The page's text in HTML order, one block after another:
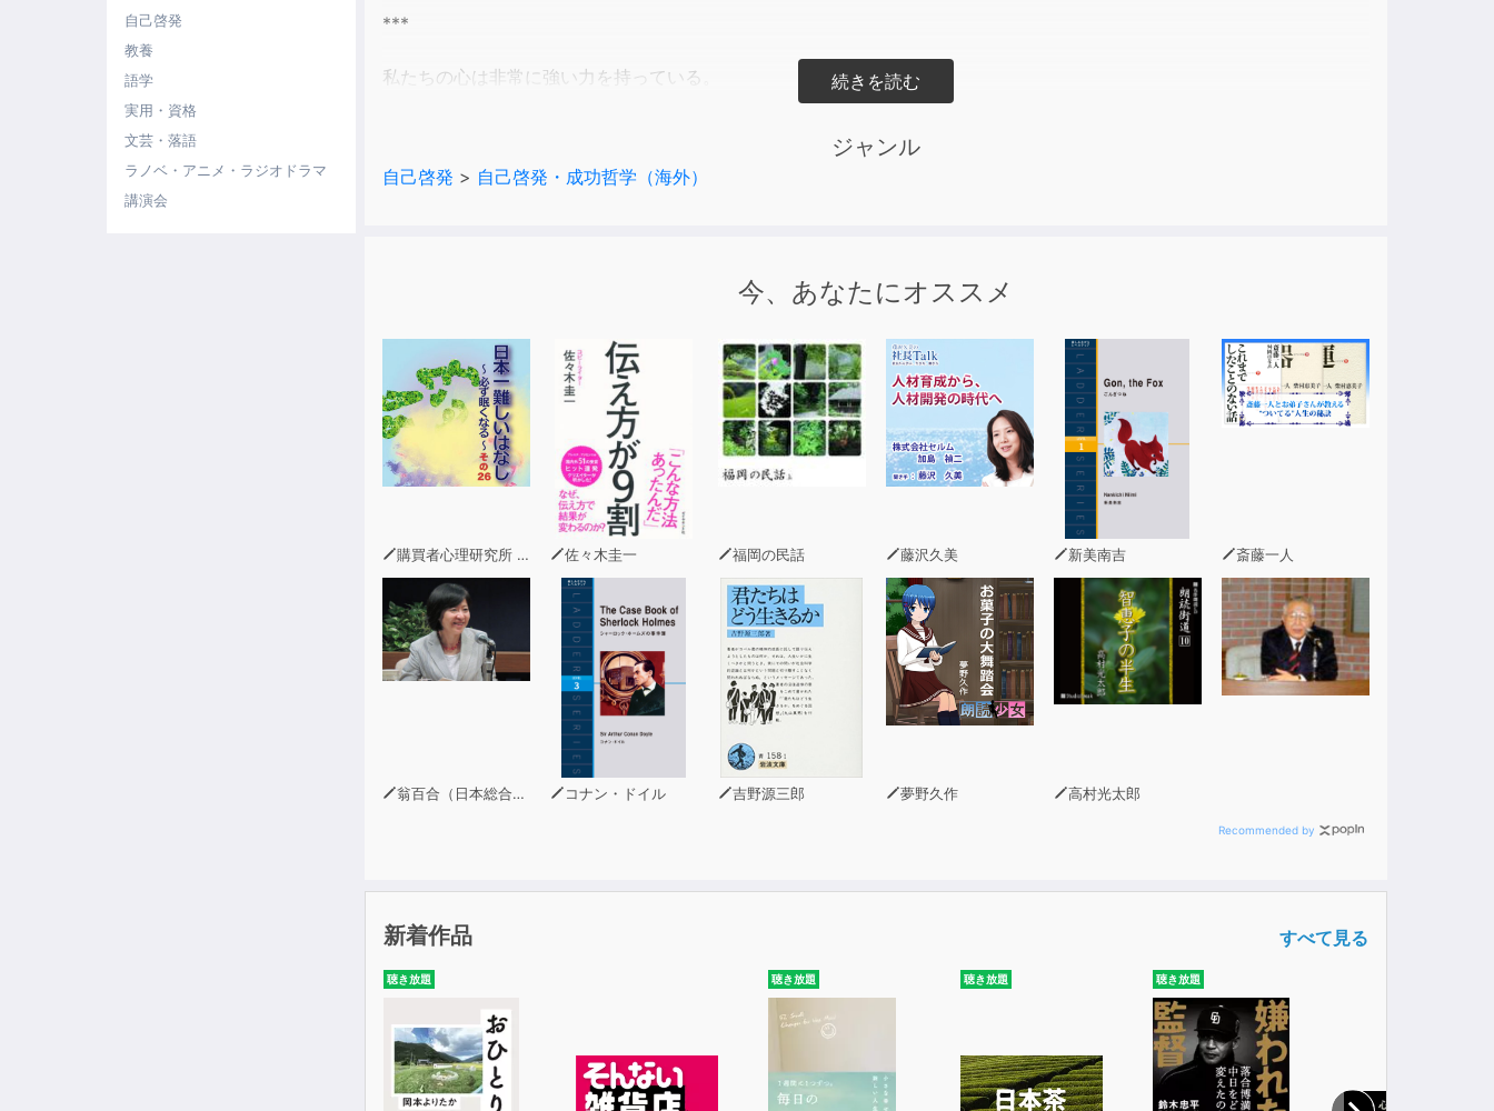
自己啓発
教養
語学
実用・資格
文芸・落語
ラノベ・アニメ・ラジオドラマ
講演会
***
私たちの心は非常に強い力を持っている。
まさに古来の金言にあるとおり、人間は心の中で思っているとおりの人物になるのだ。
私は25年近くにわたって成功と幸福の原理を研究してきた。
今回、それを系統だったメソッドとして紹介したい。
読者のみなさまから感動の声、続々!
どの項目も納得。少しずつ続けていけば何かが変わるかも!
と前向きな考えを持つことができた。(26歳・女性)
一つひとつのタイトルは当たり前のことだが、
それができていない自分に気がついた。(34歳・男性)
身近な所から取り入れやすく、いい本だと思った。
今の自分を変えていきたい、と考えていたときだったので参考にしたい。(46歳・女性)
精神力を向上させる本である。(51歳・男性)
転勤による職場環境の変化で心身ともにストレスでやる気を失っていたとき、
この本を一気に読んで自分のやりたいことが15年ぶりにわき起こってきました。(55歳・女性)
ジャンル
自己啓発 > 自己啓発・成功哲学（海外）
今、あなたにオススメ
購買者心理研究所 株式会社モデンナ 顧問 青木幹和 佐々木圭一 福岡の民話 藤沢久美 新美南吉 斎藤一人
翁百合（日本総合研究所理事） コナン・ドイル 吉野源三郎 夢野久作 高村光太郎
Recommended by
新着作品 すべて見る
聴き放題 聴き放題 聴き放題 聴き放題